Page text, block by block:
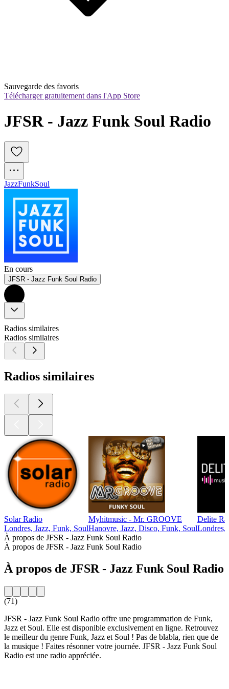
Sauvegarde des favoris
Télécharger gratuitement dans l'App Store
JFSR - Jazz Funk Soul Radio
JazzFunkSoul
En cours
JFSR - Jazz Funk Soul Radio
Radios similaires
Radios similaires
Radios similaires
Solar Radio
Londres, Jazz, Funk, Soul
Myhitmusic - Mr. GROOVE
Hanovre, Jazz, Disco, Funk, Soul
Delite
Londres,
À propos de JFSR - Jazz Funk Soul Radio
À propos de JFSR - Jazz Funk Soul Radio
À propos de JFSR - Jazz Funk Soul Radio
(71)
JFSR - Jazz Funk Soul Radio offre une programmation de Funk,
Jazz et Soul. Elle est disponible exclusivement en ligne. Retrouvez
le meilleur du genre Funk, Jazz et Soul ! Pas de blabla, rien que de
la musique ! Faites résonner votre journée. JFSR - Jazz Funk Soul
Radio est une radio appréciée.